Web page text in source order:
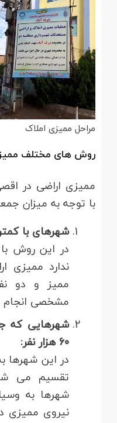
مراحل ممیزی املاک
روش های مختلف ممیزی
با توجه به میزان
شهرهای با کمتر از 20 هزار
در این روش
ندارد ممیزی
ممیز و دو
مشخصی انجام
60 هزار نفر:
تقسیم می
نیروی